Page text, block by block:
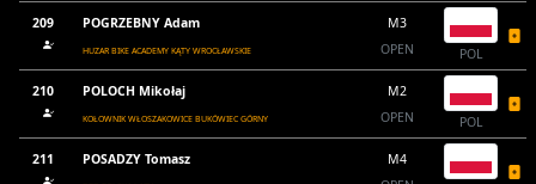
209 POGRZEBNY Adam
HUZAR BIKE ACADEMY KĄTY WROCŁAWSKIE
M3
OPEN
POL
210 POLOCH Mikołaj
KOŁOWNIK WŁOSZAKOWICE BUKÓWIEC GÓRNY
M2
OPEN
POL
211 POSADZY Tomasz
M4